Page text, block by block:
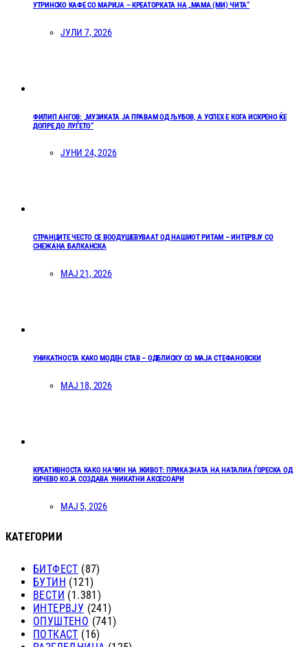
УТРИНСКО КАФЕ СО МАРИЈА – КРЕАТОРКАТА НА „МАМА (МИ) ЧИТА“
ЈУЛИ 7, 2026
ФИЛИП АНГОВ: „МУЗИКАТА ЈА ПРАВАМ ОД ЉУБОВ, А УСПЕХ Е КОГА ИСКРЕНО ЌЕ
ДОПРЕ ДО ЛУЃЕТО“
ЈУНИ 24, 2026
СТРАНЦИТЕ ЧЕСТО СЕ ВООДУШЕВУВААТ ОД НАШИОТ РИТАМ – ИНТЕРВЈУ СО
СНЕЖАНА БАЛКАНСКА
МАЈ 21, 2026
УНИКАТНОСТА КАКО МОДЕН СТАВ – ОДБЛИСКУ СО МАЈА СТЕФАНОВСКИ
МАЈ 18, 2026
КРЕАТИВНОСТА КАКО НАЧИН НА ЖИВОТ: ПРИКАЗНАТА НА НАТАЛИА ЃОРЕСКА ОД
КИЧЕВО КОЈА СОЗДАВА УНИКАТНИ АКСЕСОАРИ
МАЈ 5, 2026
КАТЕГОРИИ
БИТФЕСТ (87)
БУТИН (121)
ВЕСТИ (1.381)
ИНТЕРВЈУ (241)
ОПУШТЕНО (741)
ПОТКАСТ (16)